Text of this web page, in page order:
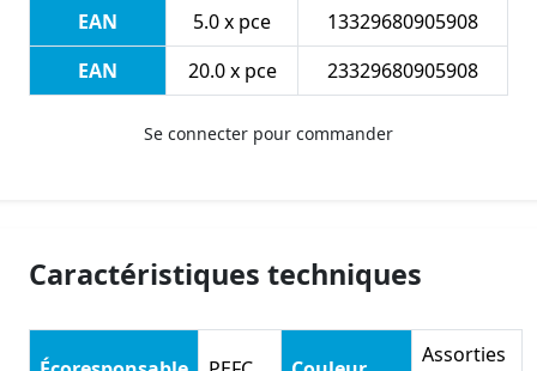
EAN
5.0 x pce
13329680905908
EAN
20.0 x pce 23329680905908
Se connecter pour commander
Caractéristiques techniques
Assorties